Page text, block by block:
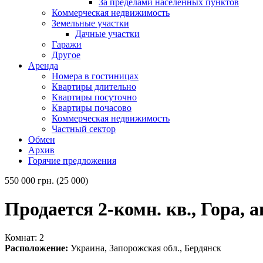
Коммерческая недвижимость
Земельные участки
Дачные участки
Гаражи
Другое
Аренда
Номера в гостиницах
Квартиры длительно
Квартиры посуточно
Квартиры почасово
Коммерческая недвижимость
Частный сектор
Обмен
Архив
Горячие предложения
550 000 грн. (25 000)
Продается 2-комн. кв., Гора,
Комнат: 2
Расположение: Украина, Запорожская обл., Бердянск